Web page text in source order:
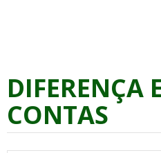
DIFERENÇA
CONTAS